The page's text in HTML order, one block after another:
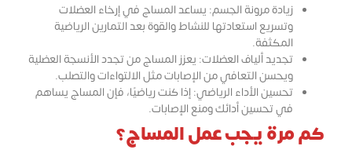
زيادة مرونة الجسم: يساعد المساج في إرخاء العضلات
وتسريع استعادتها للنشاط والقوة بعد التمارين الرياضية
المكثفة.
تجديد ألياف العضلات: يعزز المساج من تجدد الأنسجة العضلية
ويحسن التعافي من الإصابات مثل الالتواءات والتصلب.
تحسين الأداء الرياضي: إذا كنت رياضيًا، فإن المساج يساهم
في تحسين أدائك ومنع الإصابات.
كم مرة يجب عمل المساج؟